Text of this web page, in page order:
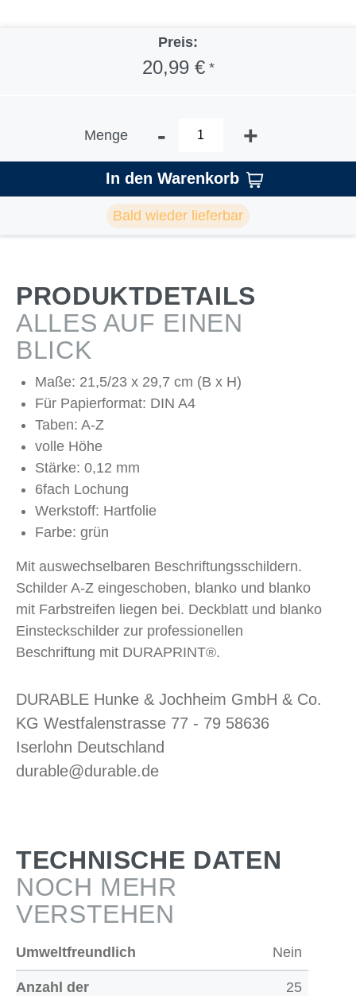
Preis:
20,99 €*
Menge - +
In den Warenkorb
Bald wieder lieferbar
PRODUKTDETAILS
ALLES AUF EINEN
BLICK
Maße: 21,5/23 x 29,7 cm (B x H)
Für Papierformat: DIN A4
Taben: A-Z
volle Höhe
Stärke: 0,12 mm
6fach Lochung
Werkstoff: Hartfolie
Farbe: grün
Mit auswechselbaren Beschriftungsschildern.
Schilder A-Z eingeschoben, blanko und blanko
mit Farbstreifen liegen bei. Deckblatt und blanko
Einsteckschilder zur professionellen
Beschriftung mit DURAPRINT®.
DURABLE Hunke & Jochheim GmbH & Co.
KG Westfalenstrasse 77 - 79 58636
Iserlohn Deutschland
durable@durable.de
TECHNISCHE DATEN
NOCH MEHR
VERSTEHEN
Umweltfreundlich Nein
Anzahl der
25